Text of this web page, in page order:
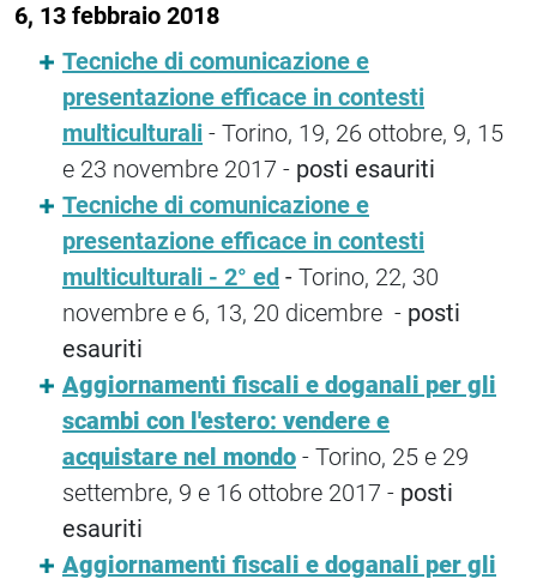
6, 13 febbraio 2018
Tecniche di comunicazione e
presentazione efficace in contesti
multiculturali - Torino, 19, 26 ottobre, 9, 15
e 23 novembre 2017 - posti esauriti
Tecniche di comunicazione e
presentazione efficace in contesti
multiculturali - 2° ed - Torino, 22, 30
novembre e 6, 13, 20 dicembre - posti
esauriti
Aggiornamenti fiscali e doganali per gli
scambi con l'estero: vendere e
acquistare nel mondo - Torino, 25 e 29
settembre, 9 e 16 ottobre 2017 - posti
esauriti
Aggiornamenti fiscali e doganali per gli